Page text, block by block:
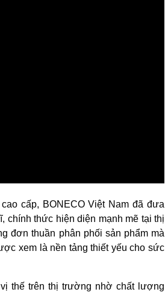
cấp, BONECO Việt Nam đã đưa
chính thức hiện diện mạnh mẽ tại thị
đơn thuần phân phối sản phẩm mà
xem là nền tảng thiết yếu cho sức
thế trên thị trường nhờ chất lượng